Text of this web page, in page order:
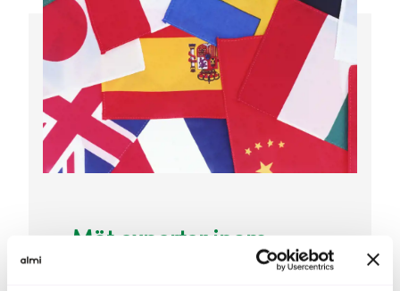
Möt experter inom
internationell handel